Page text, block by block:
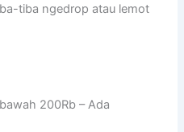
tiba ngedrop atau lemot
200Rb – Ada